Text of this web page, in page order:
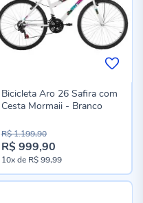
Bicicleta Aro 26 Safira com
Cesta Mormaii - Branco
Preço
especial
R$ 999,90
R$ 1.199,90
10xde R$ 99,99